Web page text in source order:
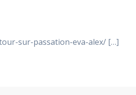
sur-passation-eva-alex/ […]